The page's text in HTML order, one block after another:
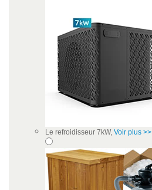
Le refroidisseur 7kW, Voir plus >>